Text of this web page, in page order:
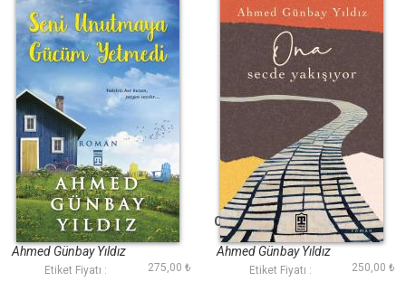
Seni Unutmaya
Gücüm Yetmedi
Ahmed Günbay Yıldız
Etiket Fiyatı : 275,00 ₺
Ona Secde Yakışıyor
Ahmed Günbay Yıldız
Etiket Fiyatı : 250,00 ₺